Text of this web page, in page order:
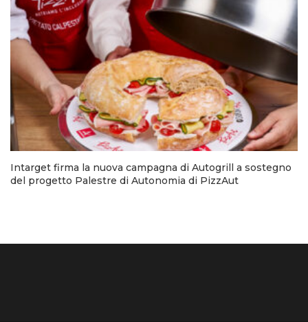
Intarget firma la nuova campagna di Autogrill a sostegno
del progetto Palestre di Autonomia di PizzAut